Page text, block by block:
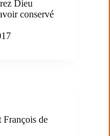
Dieu
conservé
François de